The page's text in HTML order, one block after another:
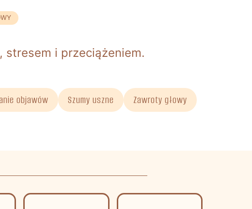
stresem i przeciążeniem.
objawów Szumy uszne Zawroty głowy